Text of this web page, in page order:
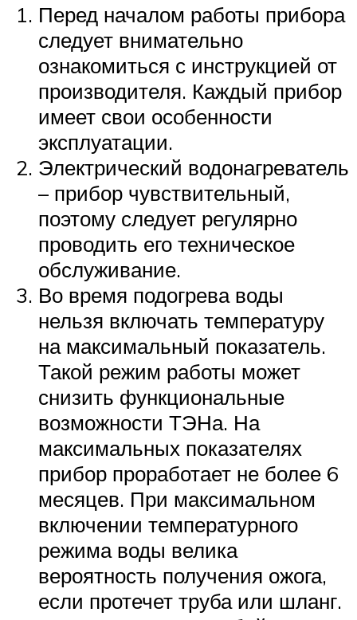
Перед началом работы прибора
следует внимательно
ознакомиться с инструкцией от
производителя. Каждый прибор
имеет свои особенности
эксплуатации.
Электрический водонагреватель
– прибор чувствительный,
поэтому следует регулярно
проводить его техническое
обслуживание.
Во время подогрева воды
нельзя включать температуру
на максимальный показатель.
Такой режим работы может
снизить функциональные
возможности ТЭНа. На
максимальных показателях
прибор проработает не более 6
месяцев. При максимальном
включении температурного
режима воды велика
вероятность получения ожога,
если протечет труба или шланг.